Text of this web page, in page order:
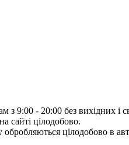
з 9:00 - 20:00 без вихідних і
сайті цілодобово.
обробляються цілодобово в